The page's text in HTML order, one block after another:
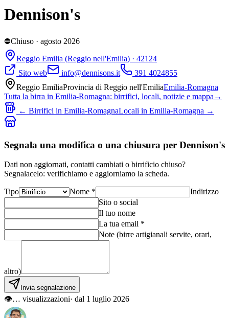
Dennison's
⛔Chiuso · agosto 2026
Reggio Emilia (Reggio nell'Emilia) · 42124
Sito web
info@dennisons.it
391 4024855
Reggio EmiliaProvincia di Reggio nell'EmiliaEmilia-Romagna
Tutta la birra in Emilia-Romagna: birrifici, locali, notizie e mappa →
← Birrifici in Emilia-RomagnaLocali in Emilia-Romagna →
Segnala una modifica o una chiusura per Dennison's
Dati non aggiornati, contatti cambiati o birrificio chiuso?
Segnalacelo: verifichiamo e aggiorniamo la scheda.
Tipo Nome *
Indirizzo
Sito o social
Il tuo nome
La tua email *
Note (birre artigianali servite, orari,
altro)
Invia segnalazione
👁… visualizzazioni· dal 1 luglio 2026